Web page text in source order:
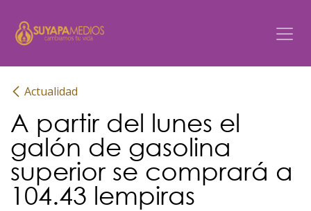
Actualidad
A partir del lunes el
galón de gasolina
superior se comprará a
104.43 lempiras